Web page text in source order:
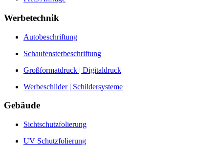
Werbetechnik
Autobeschriftung
Schaufensterbeschriftung
Großformatdruck | Digitaldruck
Werbeschilder | Schildersysteme
Gebäude
Sichtschutzfolierung
UV Schutzfolierung